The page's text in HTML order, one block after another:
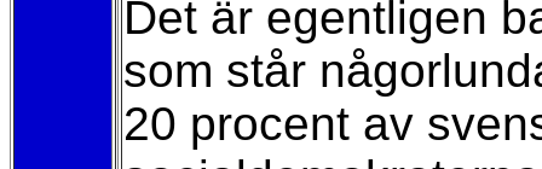
Det är egentligen
som står
20 procent av